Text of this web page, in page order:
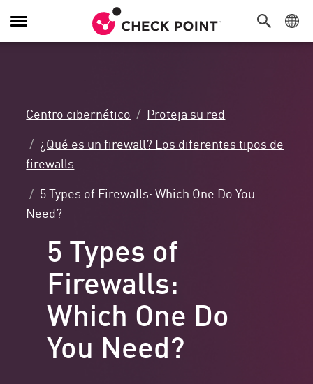
Alternar
navegación
Centro cibernético
Proteja su red
¿Qué es un firewall? Los diferentes tipos de
firewalls
5 Types of Firewalls: Which One Do You
Need?
5 Types of
Firewalls:
Which One Do
You Need?